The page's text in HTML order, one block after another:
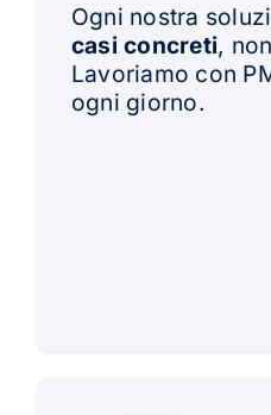
Ogni nostra
casi concreti,
Lavoriamo con
ogni giorno.